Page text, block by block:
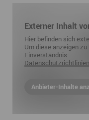
Externer Inhalt
Hier befinden sich
Um diese anzeigen
Einverständnis.
Datenschutzrichtlinien
Anbieter-Inhalte